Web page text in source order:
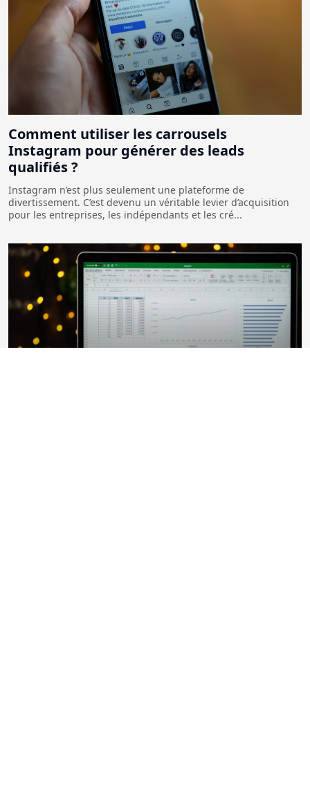
Comment utiliser les carrousels
Instagram pour générer des leads
qualifiés ?
Instagram n’est plus seulement une plateforme de
divertissement. C’est devenu un véritable levier d’acquisition
pour les entreprises, les indépendants et les cré...